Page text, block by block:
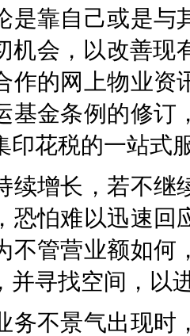
是靠自己或是
机会，以改善现
作的网上物业资
基金条例的修
印花税的一站式
续增长，若不继
恐怕难以迅速
不管营业额如
并寻找空间，以
务不景气出现